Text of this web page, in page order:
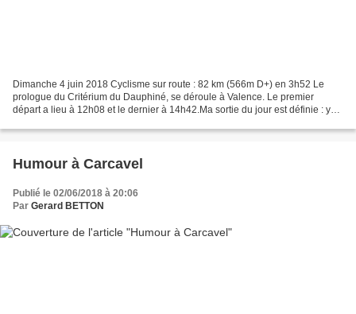
Dimanche 4 juin 2018 Cyclisme sur route : 82 km (566m D+) en 3h52 Le
prologue du Critérium du Dauphiné, se déroule à Valence. Le premier
départ a lieu à 12h08 et le dernier à 14h42.Ma sortie du jour est définie : y
Humour à Carcavel
Publié le 02/06/2018 à 20:06
Par Gerard BETTON